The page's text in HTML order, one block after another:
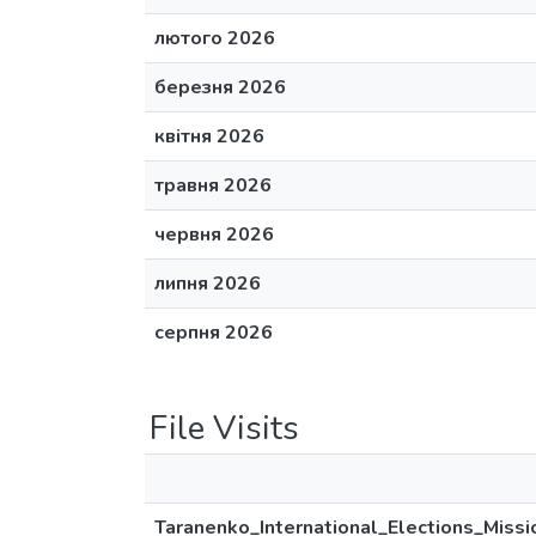
лютого 2026
березня 2026
квітня 2026
травня 2026
червня 2026
липня 2026
серпня 2026
File Visits